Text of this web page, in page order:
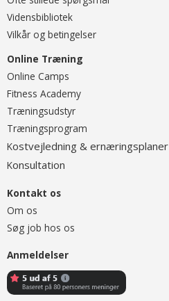
Vidensbibliotek
Vilkår og betingelser
Online Træning
Online Camps
Fitness Academy
Træningsudstyr
Træningsprogram
Kostvejledning & ernæringsplaner
Konsultation
Kontakt os
Om os
Søg job hos os
Anmeldelser